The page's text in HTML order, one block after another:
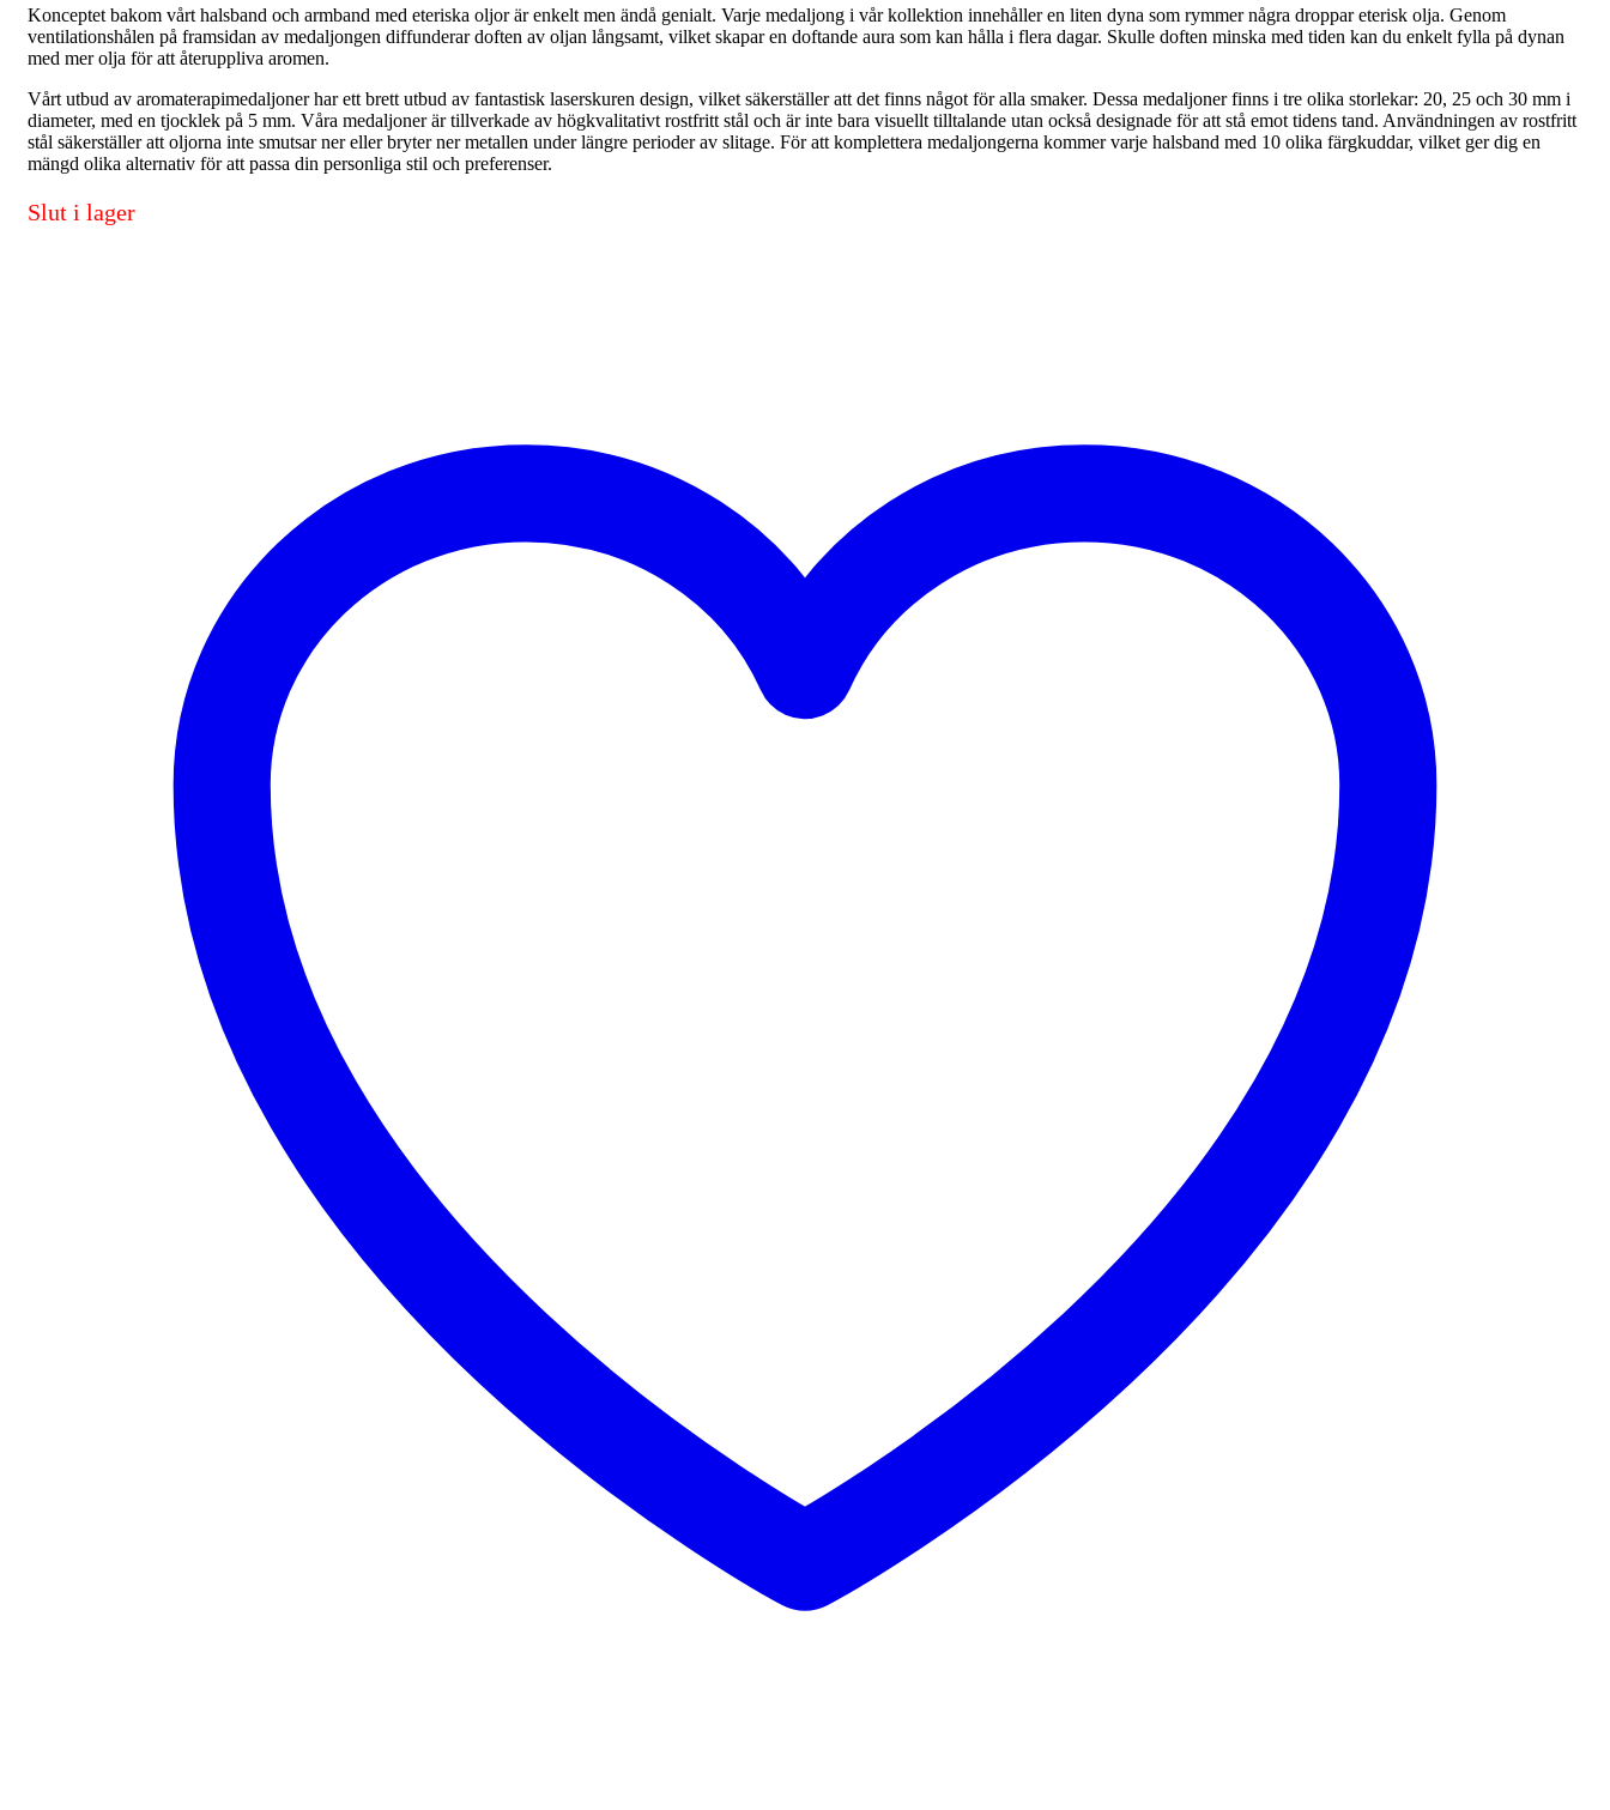
Konceptet bakom vårt halsband och armband med eteriska oljor är enkelt men ändå genialt. Varje medaljong i vår kollektion innehåller en liten dyna som rymmer några droppar eterisk olja. Genom
ventilationshålen på framsidan av medaljongen diffunderar doften av oljan långsamt, vilket skapar en doftande aura som kan hålla i flera dagar. Skulle doften minska med tiden kan du enkelt fylla på dynan
med mer olja för att återuppliva aromen.
Vårt utbud av aromaterapimedaljoner har ett brett utbud av fantastisk laserskuren design, vilket säkerställer att det finns något för alla smaker. Dessa medaljoner finns i tre olika storlekar: 20, 25 och 30 mm i
diameter, med en tjocklek på 5 mm. Våra medaljoner är tillverkade av högkvalitativt rostfritt stål och är inte bara visuellt tilltalande utan också designade för att stå emot tidens tand. Användningen av rostfritt
stål säkerställer att oljorna inte smutsar ner eller bryter ner metallen under längre perioder av slitage. För att komplettera medaljongerna kommer varje halsband med 10 olika färgkuddar, vilket ger dig en
mängd olika alternativ för att passa din personliga stil och preferenser.
Slut i lager